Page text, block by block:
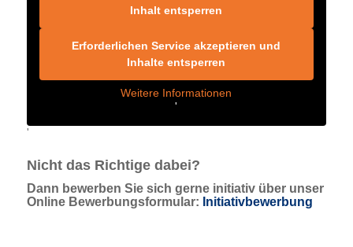
Inhalt entsperren
Erforderlichen Service akzeptieren und
Inhalte entsperren
Weitere Informationen
'
'
Nicht das Richtige dabei?
Dann bewerben Sie sich gerne initiativ über unser
Online Bewerbungsformular: Initiativbewerbung